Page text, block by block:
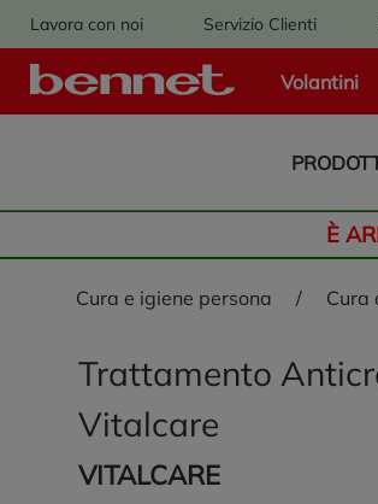
Lavora con noi Servizio Clienti
Volantini
Logo Bennet - Torna alla
È
cura e igiene persona /
Trattamento
Vitalcare
VITALCARE